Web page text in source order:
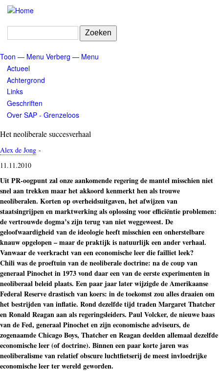
Overslaan
naar
gaan
Zoeken
Menu
Toon — Menu Verberg — Menu
Actueel
Achtergrond
Links
Geschriften
Over SAP - Grenzeloos
Het neoliberale succesverhaal
Alex de Jong -
11.11.2010
Uit PR-oogpunt zal onze aankomende regering de mantel misschien niet
snel aan trekken maar het akkoord kenmerkt hen als trouwe
neoliberalen. Korten op overheidsuitgaven, het afwijzen van
staatsingrijpen en marktwerking als oplossing voor efficiëntie problemen:
de vertrouwde dogma’s zijn terug van niet weggeweest. De
geloofwaardigheid van de ideologie heeft misschien een onherstelbare
knauw opgelopen – maar de praktijk is natuurlijk een ander verhaal.
Vanwaar de veerkracht van een economische leer die failliet leek?
Chili was de proeftuin van de neoliberale doctrine: na de coup van
generaal Pinochet in 1973 vond daar een van de eerste experimenten in
neoliberaal beleid plaats. Een paar jaar later wijzigde de Amerikaanse
Federal Reserve drastisch van koers: in de toekomst zou alles draaien om
het bestrijden van inflatie. Rond dezelfde tijd traden Margaret Thatcher
en Ronald Reagan aan als regeringsleiders. Paul Volcker, de nieuwe baas
van de Fed, generaal Pinochet en zijn economische adviseurs, de
zogenaamde Chicago Boys, Thatcher en Reagan deelden allemaal dezelfde
economische leer (of doctrine). Binnen een paar korte jaren was
neoliberalisme van relatief obscure luchtfietserij de meest invloedrijke
economische leer ter wereld geworden.